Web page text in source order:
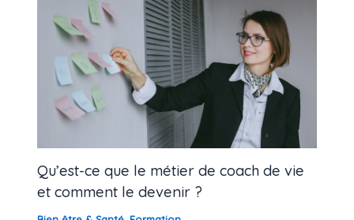
Qu’est-ce que le métier de coach de vie
et comment le devenir ?